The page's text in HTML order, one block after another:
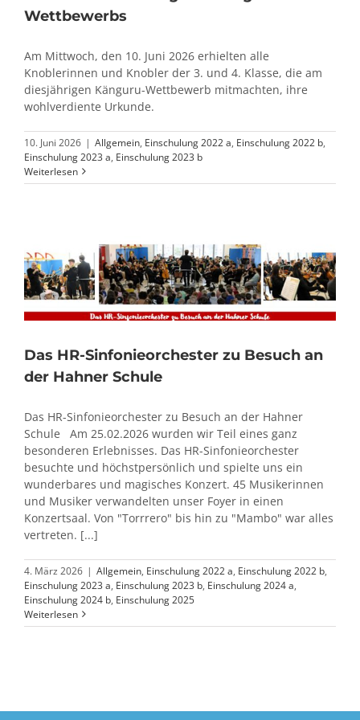
Wettbewerbs
Am Mittwoch, den 10. Juni 2026 erhielten alle
Knoblerinnen und Knobler der 3. und 4. Klasse, die am
diesjährigen Känguru-Wettbewerb mitmachten, ihre
wohlverdiente Urkunde.
10. Juni 2026 | Allgemein, Einschulung 2022 a, Einschulung 2022 b,
Einschulung 2023 a, Einschulung 2023 b
Weiterlesen
Das HR-Sinfonieorchester zu Besuch an
der Hahner Schule
Das HR-Sinfonieorchester zu Besuch an der Hahner
Schule Am 25.02.2026 wurden wir Teil eines ganz
besonderen Erlebnisses. Das HR-Sinfonieorchester
besuchte und höchstpersönlich und spielte uns ein
wunderbares und magisches Konzert. 45 Musikerinnen
und Musiker verwandelten unser Foyer in einen
Konzertsaal. Von "Torrrero" bis hin zu "Mambo" war alles
vertreten. [...]
4. März 2026 | Allgemein, Einschulung 2022 a, Einschulung 2022 b,
Einschulung 2023 a, Einschulung 2023 b, Einschulung 2024 a,
Einschulung 2024 b, Einschulung 2025
Weiterlesen